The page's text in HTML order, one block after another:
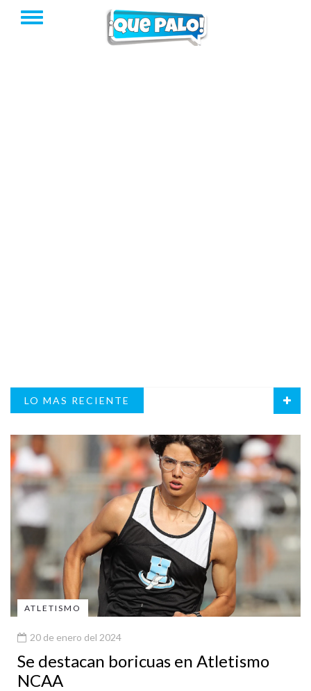
LO MAS RECIENTE
ATLETISMO
20 de enero del 2024
Se destacan boricuas en Atletismo
NCAA